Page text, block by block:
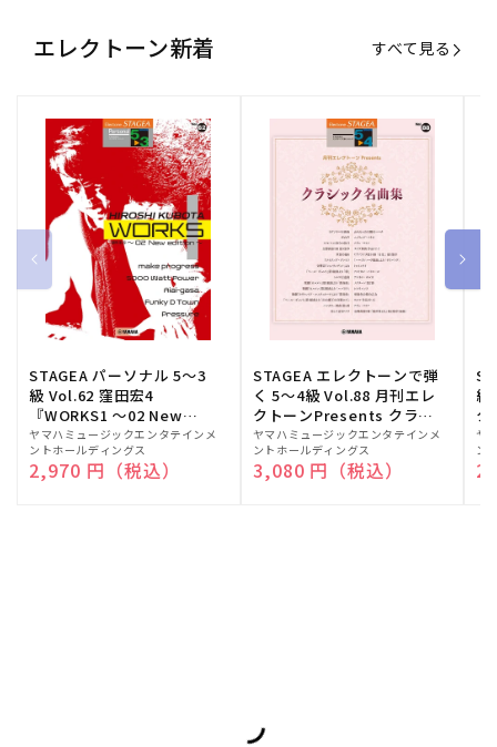
エレクトーン新着 すべて見る
STAGEA パーソナル 5～3
級 Vol.62 窪田宏4
『WORKS1 ～02 New
edition～』
販
売
元:
ヤマハミュージックエンタテインメ
ントホールディングス
通常価格
2,970 円（税込）
STAGEA エレクトーンで弾
く 5～4級 Vol.88 月刊エレ
クトーンPresents クラシ
ック名曲集
販
売
元:
ヤマハミュージックエンタテインメ
ントホールディングス
通常価格
3,080 円（税込）
級
ク
販
売
元:
ヤ
ン